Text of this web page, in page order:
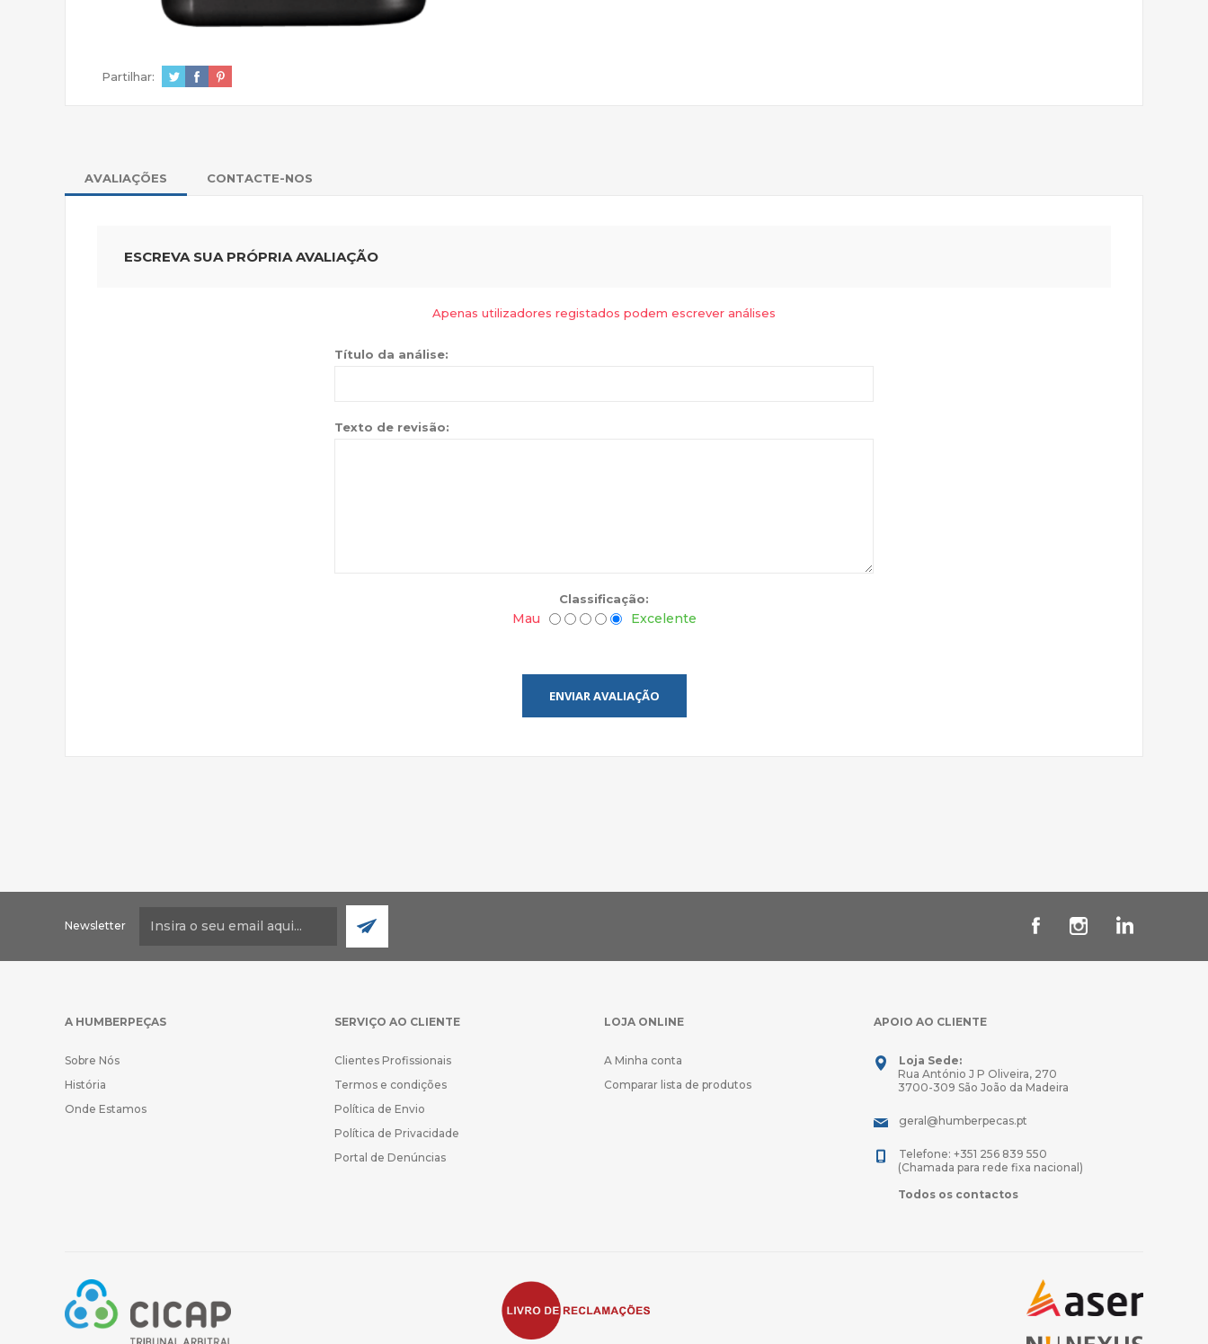
Partilhar:
AVALIAÇÕES CONTACTE-NOS
ESCREVA SUA PRÓPRIA AVALIAÇÃO
Apenas utilizadores registados podem escrever análises
Título da análise:
Texto de revisão:
Classificação:
Mau Excelente
ENVIAR AVALIAÇÃO
Newsletter
A HUMBERPEÇAS
Sobre Nós
História
Onde Estamos
SERVIÇO AO CLIENTE
Clientes Profissionais
Termos e condições
Política de Envio
Política de Privacidade
Portal de Denúncias
LOJA ONLINE
A Minha conta
Comparar lista de produtos
APOIO AO CLIENTE
Loja Sede:
Rua António J P Oliveira, 270
3700-309 São João da Madeira
geral@humberpecas.pt
Telefone: +351 256 839 550
(Chamada para rede fixa nacional)
Todos os contactos